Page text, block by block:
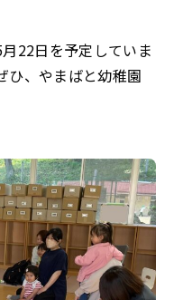
22日を予定していま
ひ、やまばと幼稚園